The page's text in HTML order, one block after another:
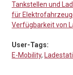
Tankstellen und
für
Verfügbarkeit von
User-Tags:
E-Mobility,